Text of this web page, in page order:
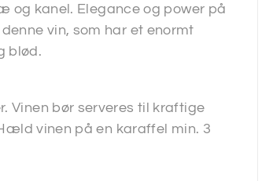
og kanel. Elegance og power på
vin, som har et enormt
blød.
Vinen bør serveres til kraftige
vinen på en karaffel min. 3